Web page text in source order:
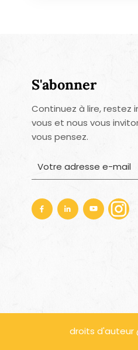
S'abonner
Continuez à lire, restez
vous et nous vous
vous pensez.
droits d'auteur